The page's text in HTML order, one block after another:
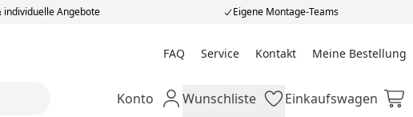
individuelle Angebote Eigene Montage-Teams
FAQ Service Kontakt Meine Bestellung
Meine Bestellung
Mein Konto
Konto Wunschliste
Wunschliste Einkaufswagen
Einkaufswagen